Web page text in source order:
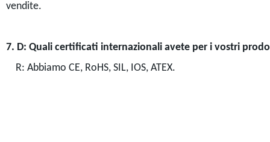
vendite.
7. D: Quali certificati internazionali avete per i vostri
R: Abbiamo CE, RoHS, SIL, IOS, ATEX.